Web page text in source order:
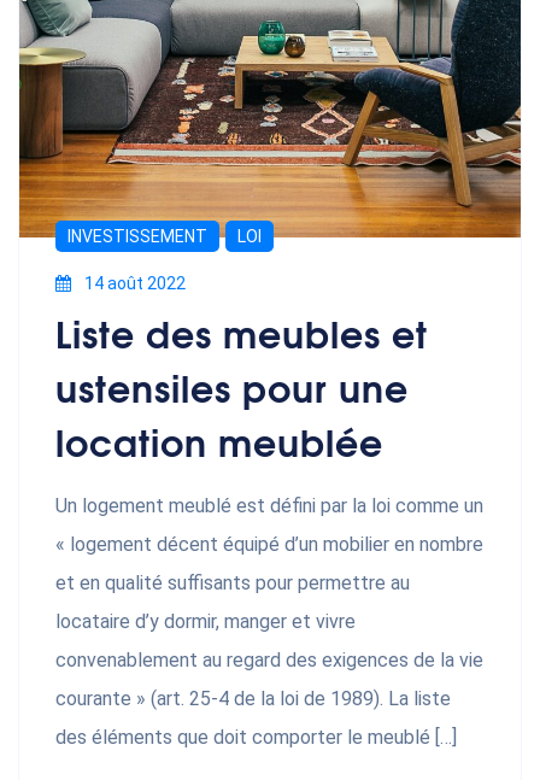
INVESTISSEMENT LOI
14 août 2022
Liste des meubles et
ustensiles pour une
location meublée
Un logement meublé est défini par la loi comme un
« logement décent équipé d’un mobilier en nombre
et en qualité suffisants pour permettre au
locataire d’y dormir, manger et vivre
convenablement au regard des exigences de la vie
courante » (art. 25-4 de la loi de 1989). La liste
des éléments que doit comporter le meublé […]